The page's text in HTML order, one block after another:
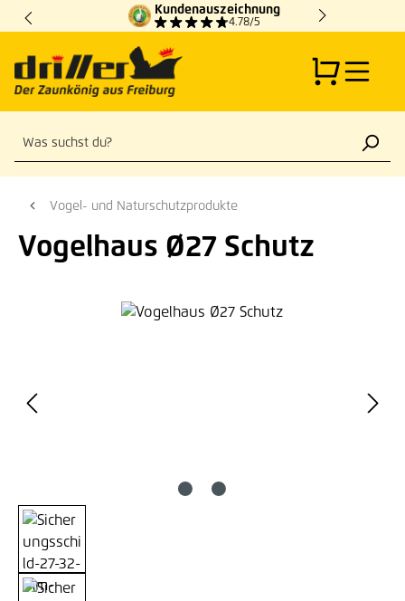
Zum Hauptinhalt springen
Kundenauszeichnung
4.78/5
Vogel- und Naturschutzprodukte
Vogelhaus Ø27 Schutz
Bildergalerie überspringen